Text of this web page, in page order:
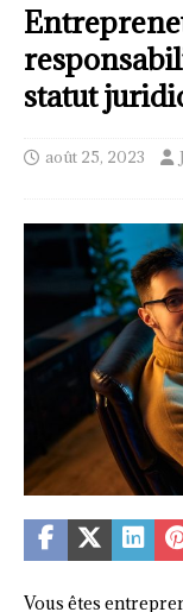
statut
août 25, 2023
Vous êtes